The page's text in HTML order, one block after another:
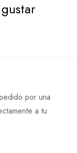
por una
a tu